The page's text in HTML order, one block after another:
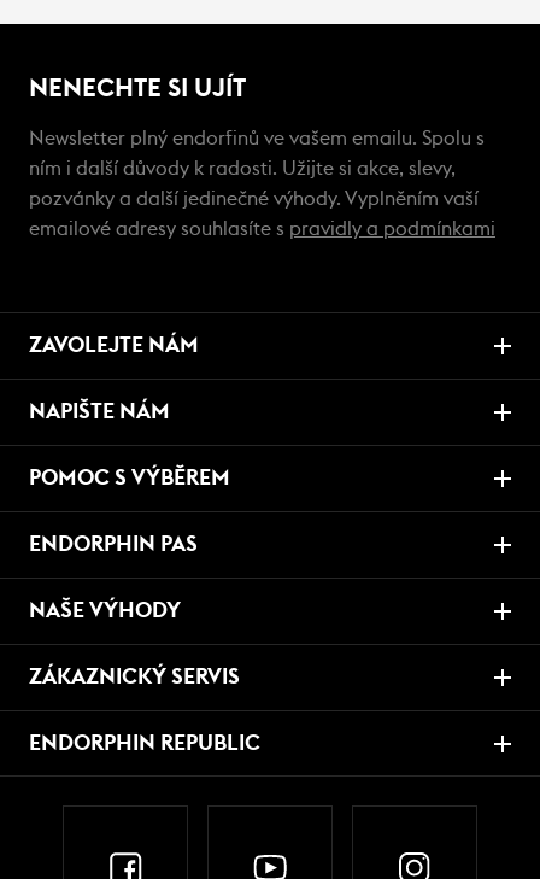
NENECHTE SI UJÍT
Newsletter plný endorfinů ve vašem emailu. Spolu s
ním i další důvody k radosti. Užijte si akce, slevy,
pozvánky a další jedinečné výhody. Vyplněním vaší
emailové adresy souhlasíte s pravidly a podmínkami
ZAVOLEJTE NÁM
NAPIŠTE NÁM
POMOC S VÝBĚREM
ENDORPHIN PAS
NAŠE VÝHODY
ZÁKAZNICKÝ SERVIS
ENDORPHIN REPUBLIC